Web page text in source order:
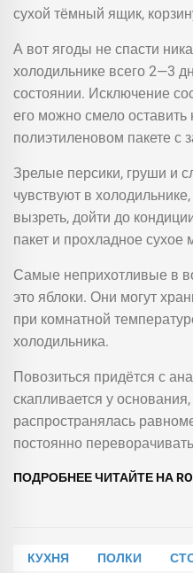
сухой тёмный ящик,
А вот ягоды не спасти
холодильнике всего 2—3
состоянии. Исключение
его можно смело
полиэтиленовом пакете с
Зрелые персики, груши и
чувствуют в
вызреть, дойти до
пакет и прохладное сухое
Самые неприхотливые в
это яблоки. Они могут
при комнатной
холодильника.
Повозиться придётся с
скапливается у
распространялась
постоянно
ПОДРОБНЕЕ ЧИТАЙТЕ НА
КУХНЯ ПОЛКИ